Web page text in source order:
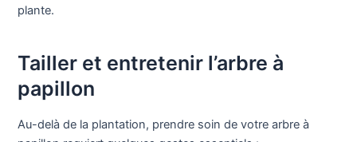
plante.
Tailler et entretenir l’arbre à
papillon
Au-delà de la plantation, prendre soin de votre arbre à